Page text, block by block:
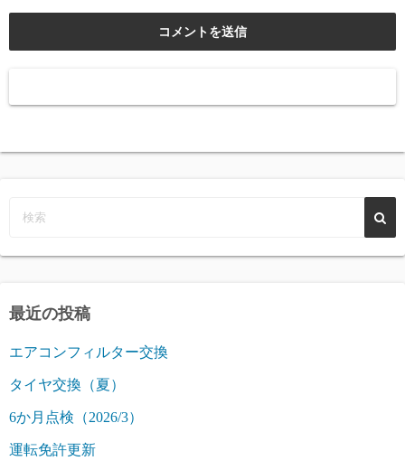
最近の投稿
エアコンフィルター交換
タイヤ交換（夏）
6か月点検（2026/3）
運転免許更新